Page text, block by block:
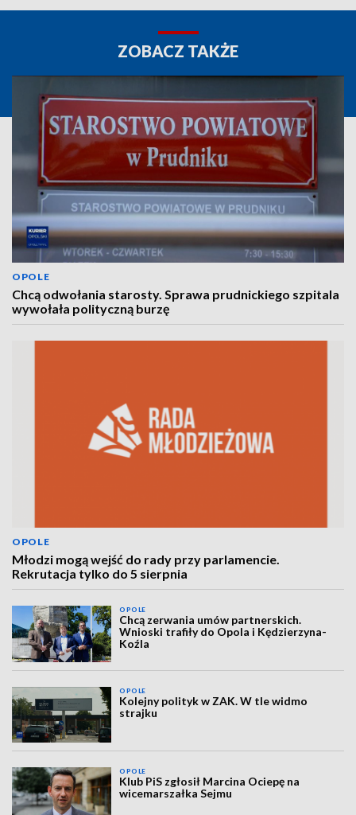
ZOBACZ TAKŻE
OPOLE
Chcą odwołania starosty. Sprawa prudnickiego szpitala
wywołała polityczną burzę
OPOLE
Młodzi mogą wejść do rady przy parlamencie.
Rekrutacja tylko do 5 sierpnia
OPOLE
Chcą zerwania umów partnerskich.
Wnioski trafiły do Opola i Kędzierzyna-
Koźla
OPOLE
Kolejny polityk w ZAK. W tle widmo
strajku
OPOLE
Klub PiS zgłosił Marcina Ociepę na
wicemarszałka Sejmu